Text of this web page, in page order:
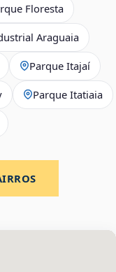
Floresta
Araguaia
Parque Itajaí
Parque Itatiaia